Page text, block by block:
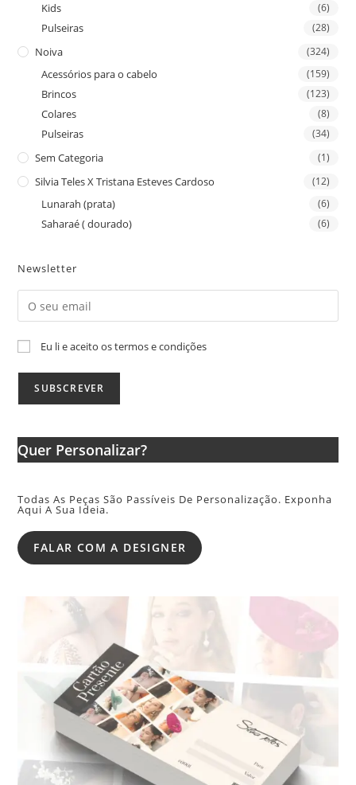
Kids (6)
Pulseiras (28)
Noiva (324)
Acessórios para o cabelo (159)
Brincos (123)
Colares (8)
Pulseiras (34)
Sem Categoria (1)
Silvia Teles X Tristana Esteves Cardoso (12)
Lunarah (prata) (6)
Saharaé ( dourado) (6)
Newsletter
Eu li e aceito os termos e condições
Quer Personalizar?
Todas As Peças São Passíveis De Personalização. Exponha
Aqui A Sua Ideia.
FALAR COM A DESIGNER